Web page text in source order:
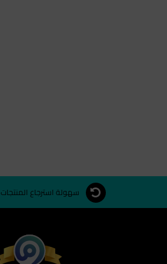
سهولة استرجاع المنتجات